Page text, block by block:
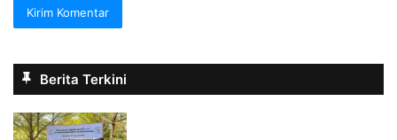
Berita Terkini